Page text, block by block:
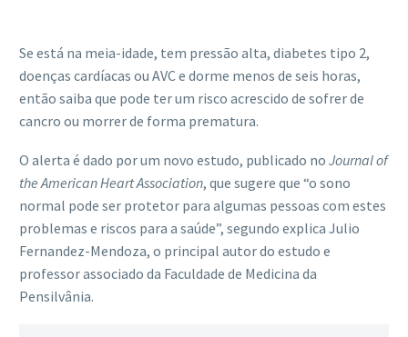
Se está na meia-idade, tem pressão alta, diabetes tipo 2,
doenças cardíacas ou AVC e dorme menos de seis horas,
então saiba que pode ter um risco acrescido de sofrer de
cancro ou morrer de forma prematura.
O alerta é dado por um novo estudo, publicado no Journal of
the American Heart Association, que sugere que “o sono
normal pode ser protetor para algumas pessoas com estes
problemas e riscos para a saúde”, segundo explica Julio
Fernandez-Mendoza, o principal autor do estudo e
professor associado da Faculdade de Medicina da
Pensilvânia.